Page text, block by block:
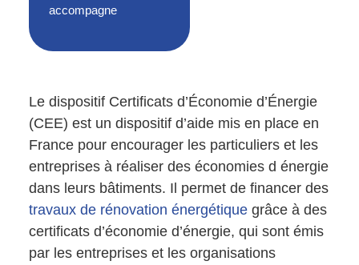
accompagne
Le dispositif Certificats d’Économie d’Énergie
(CEE) est un dispositif d’aide mis en place en
France pour encourager les particuliers et les
entreprises à réaliser des économies d énergie
dans leurs bâtiments. Il permet de financer des
travaux de rénovation énergétique grâce à des
certificats d’économie d’énergie, qui sont émis
par les entreprises et les organisations